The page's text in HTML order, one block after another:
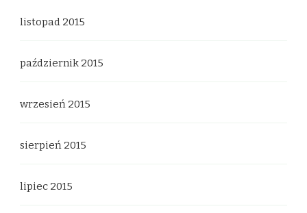
listopad 2015
październik 2015
wrzesień 2015
sierpień 2015
lipiec 2015